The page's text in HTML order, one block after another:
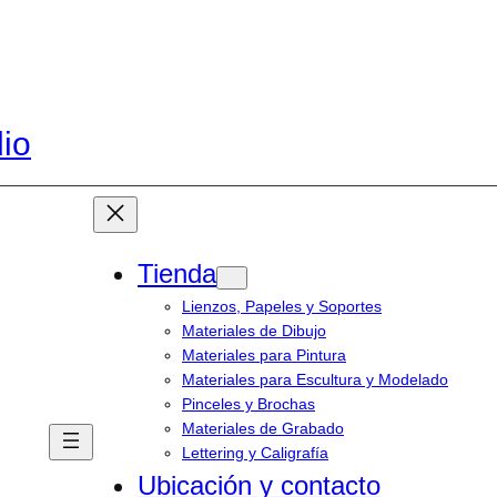
Tienda
Lienzos, Papeles y Soportes
Materiales de Dibujo
Materiales para Pintura
Materiales para Escultura y Modelado
Pinceles y Brochas
Materiales de Grabado
Lettering y Caligrafía
Ubicación y contacto